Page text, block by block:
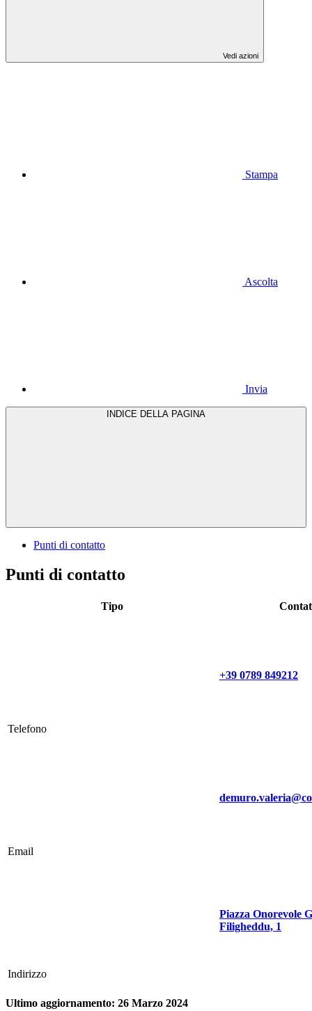
Vedi azioni
Stampa
Ascolta
Invia
Punti di contatto
Punti di contatto
Tipo
Telefono
+39 0789 849212
Email
Indirizzo
Piazza Onorevole
Filigheddu, 1
Ultimo aggiornamento: 26 Marzo 2024